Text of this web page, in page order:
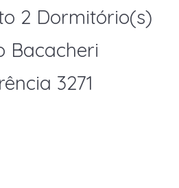
2 Dormitório(s)
Bacacheri
3271